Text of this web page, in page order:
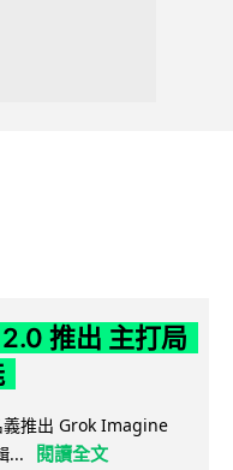
推出 主打局
推出 Grok Imagine
...
閱讀全文